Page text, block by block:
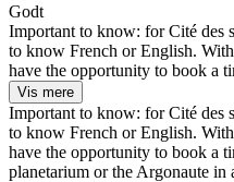
Godt
Important to know: for Cité des
to know French or English.
have the opportunity to book a
Vis mere
Important to know: for Cité des
to know French or English.
have the opportunity to book a
planetarium or the Argonaute in